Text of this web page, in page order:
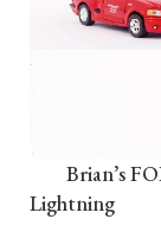
Brian’s